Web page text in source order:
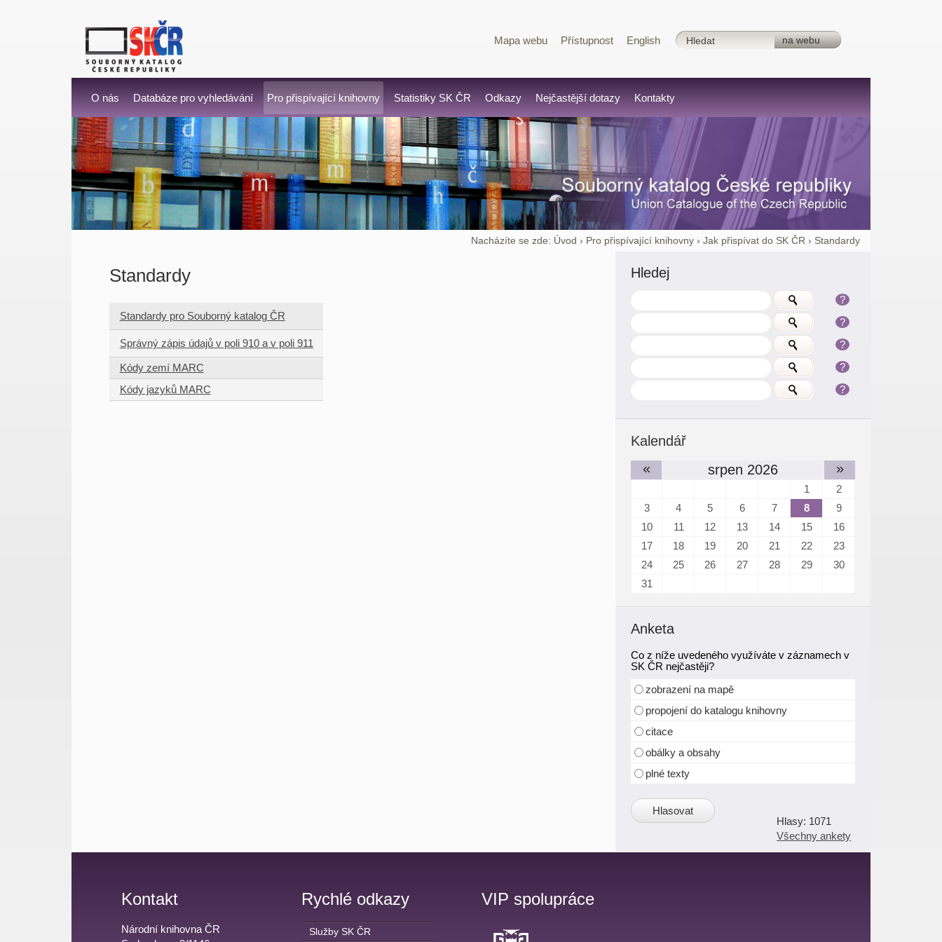
Mapa webu Přístupnost English
O nás Databáze pro vyhledávání Pro přispívající knihovny Statistiky SK ČR Odkazy Nejčastější dotazy Kontakty
Nacházíte se zde: Úvod › Pro přispívající knihovny ›Jak přispívat do SK ČR › Standardy
Standardy
Standardy pro Souborný katalog ČR
Správný zápis údajů v poli 910 a v poli 911
Kódy zemí MARC
Kódy jazyků MARC
Hledej
?
?
?
?
?
Kalendář
«
srpen 2026 »
1
2
3
4 5 6 7 8
9
10
11 12 13 14 15
16
17
18 19 20 21 22
23
24
25 26 27 28 29
30
31
Anketa
Co z níže uvedeného využíváte v záznamech v
SK ČR nejčastěji?
zobrazení na mapě
propojení do katalogu knihovny
citace
obálky a obsahy
plné texty
1071
Všechny ankety
Kontakt
Národní knihovna ČR
Rychlé odkazy
Služby SK ČR
VIP spolupráce